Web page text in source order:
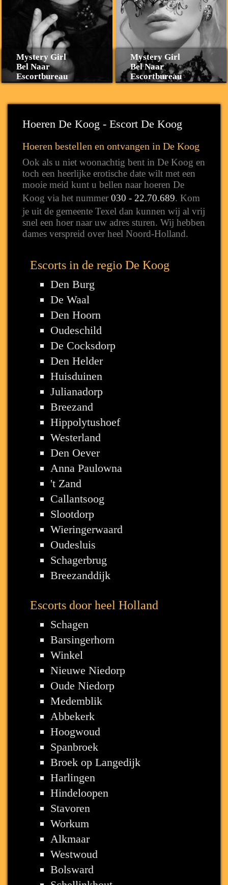
Mystery Girl
Bel Naar
Escortbureau
Mystery Girl
Bel Naar
Escortbureau
Hoeren De Koog - Escort De Koog
Hoeren bestellen en ontvangen in De Koog
Ook als u niet woonachtig bent in De Koog en
toch een heerlijke erotische date wilt met een
mooie meid kunt u bellen naar hoeren De
Koog via het nummer 030 - 22.70.689. Kom
je uit de gemeente Texel dan kunnen wij al vrij
snel een hoer naar uw adres sturen. Wij hebben
dames verspreid over heel Noord-Holland.
Escorts in de regio De Koog
Den Burg
De Waal
Den Hoorn
Oudeschild
De Cocksdorp
Den Helder
Huisduinen
Julianadorp
Breezand
Hippolytushoef
Westerland
Den Oever
Anna Paulowna
't Zand
Callantsoog
Slootdorp
Wieringerwaard
Oudesluis
Schagerbrug
Breezanddijk
Escorts door heel Holland
Schagen
Barsingerhorn
Winkel
Nieuwe Niedorp
Oude Niedorp
Medemblik
Abbekerk
Hoogwoud
Spanbroek
Broek op Langedijk
Harlingen
Hindeloopen
Stavoren
Workum
Alkmaar
Westwoud
Bolsward